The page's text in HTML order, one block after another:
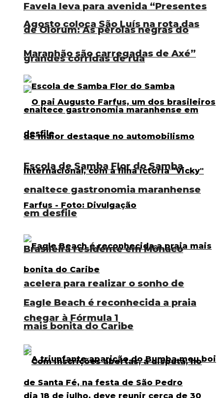
Favela leva para avenida “Presentes
de Olorum: As pérolas negras do
Maranhão são carregadas de Axé”
Escola de Samba Flor do Samba
enaltece gastronomia maranhense
em desfile
Eagle Beach é reconhecida a praia
mais bonita do Caribe
Agosto coloca São Luís na rota das
grandes corridas de rua
Brasileira residente em Mônaco
acelera para realizar o sonho de
chegar à Fórmula 1